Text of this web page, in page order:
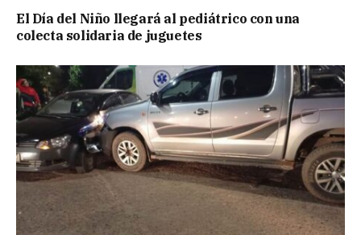
El Día del Niño llegará al pediátrico con una
colecta solidaria de juguetes